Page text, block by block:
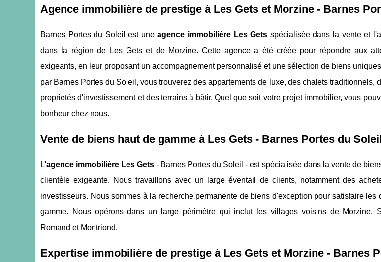
Agence immobilière de prestige à Les Gets et Morzine - Barnes
Barnes Portes du Soleil est uneagence immobilière Les Gets spécialisée dans la vente et
dans la région de Les Gets et de Morzine. Cette agence a été créée pour répondre aux
exigeants, en leur proposant un accompagnement personnalisé et une sélection de biens
par Barnes Portes du Soleil, vous trouverez des appartements de luxe, des chalets traditionnels,
propriétés d'investissement et des terrains à bâtir. Quel que soit votre projet immobilier, vous
bonheur chez nous.
Vente de biens haut de gamme à Les Gets - Barnes Portes du Soleil
L'agence immobilière Les Gets - Barnes Portes du Soleil - est spécialisée dans la vente de
clientèle exigeante. Nous travaillons avec un large éventail de clients, notamment des
investisseurs. Nous sommes à la recherche permanente de biens d'exception pour satisfaire les
gamme. Nous opérons dans un large périmètre qui inclut les villages voisins de Morzine,
Romand et Montriond.
Expertise immobilière de prestige à Les Gets et Morzine - Barnes